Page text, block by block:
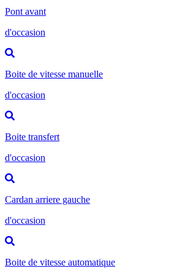
Pont avant
d'occasion
Boite de vitesse manuelle
d'occasion
Boite transfert
d'occasion
Cardan arriere gauche
d'occasion
Boite de vitesse automatique